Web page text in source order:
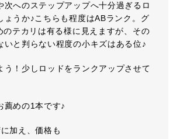
次へのステップアップへ十分過ぎるロ
ょうか♪こちらも程度はABランク。グ
のテカリは有る様に見えますが、その
いと判らない程度の小キズはある位♪
う！少しロッドをランクアップさせて
薦めの1本です♪
加え、価格も